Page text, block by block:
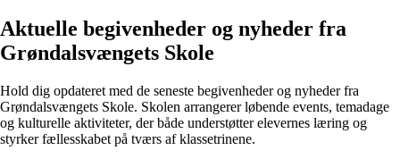
Aktuelle begivenheder og nyheder fra
Grøndalsvængets Skole
Hold dig opdateret med de seneste begivenheder og nyheder fra
Grøndalsvængets Skole. Skolen arrangerer løbende events, temadage
og kulturelle aktiviteter, der både understøtter elevernes læring og
styrker fællesskabet på tværs af klassetrinene.